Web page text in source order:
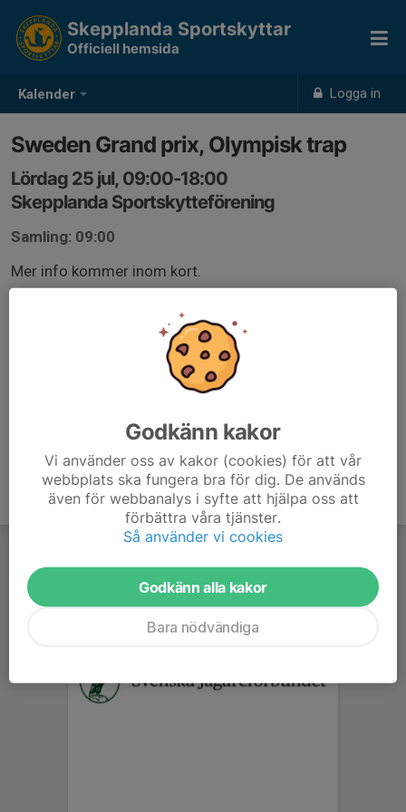
Kalender Logga in
Skepplanda Sportskyttar
Officiell hemsida
Sweden Grand prix, Olympisk trap
Lördag 25 jul, 09:00-18:00
Skepplanda Sportskytteförening
Samling: 09:00
Mer info kommer inom kort.
Godkänn kakor
Vi använder oss av kakor (cookies) för att vår
webbplats ska fungera bra för dig. De används
även för webbanalys i syfte att hjälpa oss att
förbättra våra tjänster.
Så använder vi cookies
Godkänn alla kakor
Bara nödvändiga